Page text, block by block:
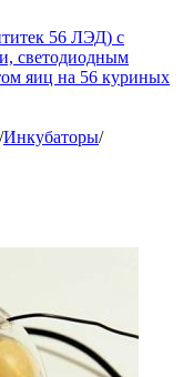
56 ЛЭД) с
светодиодным
яиц на 56 куриных
/Инкубаторы/